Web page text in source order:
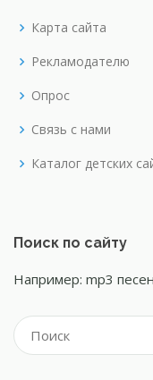
Карта сайта
Рекламодателю
Опрос
Связь с нами
Каталог детских
Поиск по сайту
Например: mp3